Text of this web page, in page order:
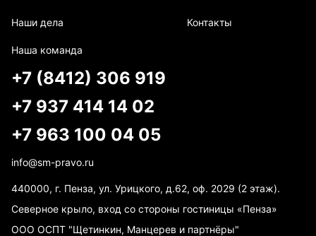
Наши дела
Наша команда
Контакты
info@sm-pravo.ru
440000, г. Пенза, ул. Урицкого, д.62, оф. 2029 (2 этаж).
Северное крыло, вход со стороны гостиницы «Пенза»
ООО ОСПТ "Щетинкин, Манцерев и партнёры"
+7 (8412) 306 919
+7 937 414 14 02
+7 963 100 04 05